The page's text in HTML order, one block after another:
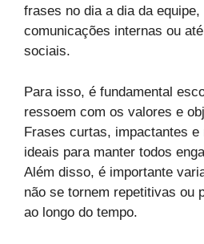
frases no dia a dia da
comunicações internas ou
sociais.
Para isso, é fundamental
ressoem com os valores e
Frases curtas, impactantes e
ideais para manter todos
Além disso, é importante
não se tornem repetitivas ou
ao longo do tempo.